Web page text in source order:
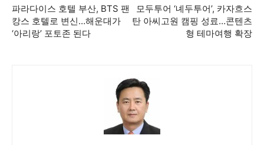
파라다이스 호텔 부산, BTS 팬
캉스 호텔로 변신…해운대가
‘아리랑’ 포토존 된다
모두투어 ‘녜두투어’, 카자흐스
탄 아씨고원 캠핑 성료…콘텐츠
형 테마여행 확장